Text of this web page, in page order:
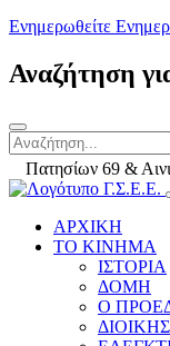
Ενημερωθείτε
Αναζήτηση
Πατησίων 69 &
ΑΡΧΙΚΗ
ΤΟ ΚΙΝΗΜΑ
ΙΣΤΟΡΙΑ
ΔΟΜΗ
Ο